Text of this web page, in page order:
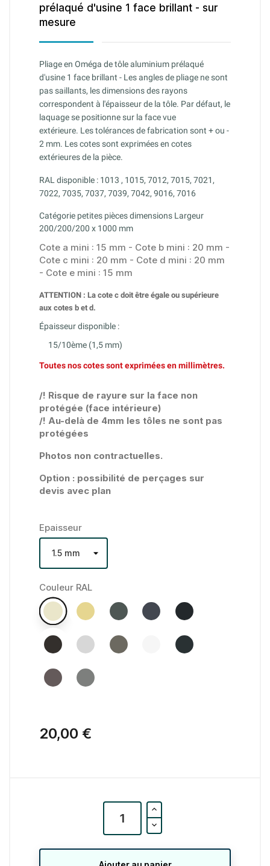
prélaqué d'usine 1 face brillant - sur
mesure
Pliage en Oméga de tôle aluminium prélaqué
d'usine 1 face brillant - Les angles de pliage ne sont
pas saillants, les dimensions des rayons
correspondent à l'épaisseur de la tôle. Par défaut, le
laquage se positionne sur la face vue
extérieure. Les tolérances de fabrication sont + ou -
2 mm. Les cotes sont exprimées en cotes
extérieures de la pièce.
RAL disponible : 1013 , 1015, 7012, 7015, 7021,
7022, 7035, 7037, 7039, 7042, 9016, 7016
Catégorie petites pièces dimensions Largeur
200/200/200 x 1000 mm
Cote a mini : 15 mm - Cote b mini : 20 mm -
Cote c mini : 20 mm - Cote d mini : 20 mm
- Cote e mini : 15 mm
ATTENTION : La cote c doit être égale ou supérieure
aux cotes b et d.
Épaisseur disponible :
15/10ème (1,5 mm)
Toutes nos cotes sont exprimées en millimètres.
/! Risque de rayure sur la face non
protégée (face intérieure)
/! Au-delà de 4mm les tôles ne sont pas
protégées
Photos non contractuelles.
Option : possibilité de perçages sur
devis avec plan
Epaisseur
Couleur RAL
20,00 €